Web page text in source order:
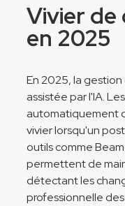
Vivier de
en 2025
En 2025, la
assistée par l'IA.
automatiquement
vivier lorsqu'un
outils comme
permettent de
détectant les
professionnelle